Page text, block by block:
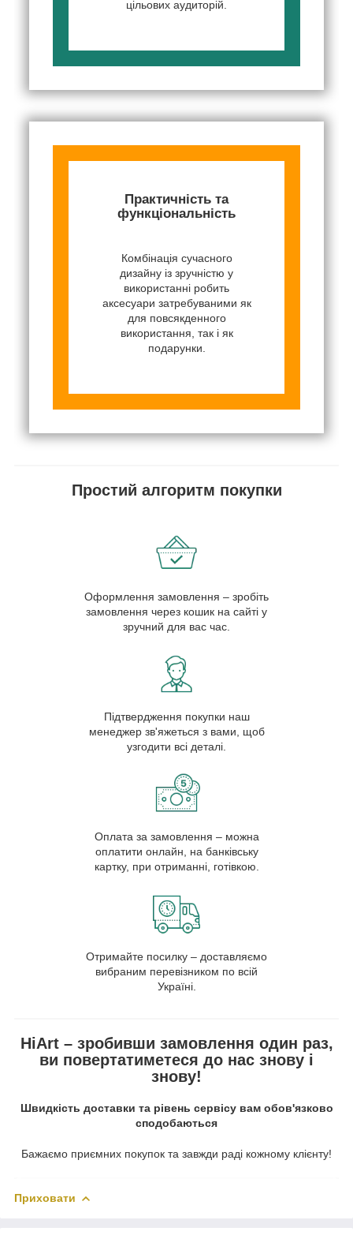
цільових аудиторій.
Практичність та
функціональність
Комбінація сучасного
дизайну із зручністю у
використанні робить
аксесуари затребуваними як
для повсякденного
використання, так і як
подарунки.
Простий алгоритм покупки
Оформлення замовлення – зробіть
замовлення через кошик на сайті у
зручний для вас час.
Підтвердження покупки наш
менеджер зв'яжеться з вами, щоб
узгодити всі деталі.
Оплата за замовлення – можна
оплатити онлайн, на банківську
картку, при отриманні, готівкою.
Отримайте посилку – доставляємо
вибраним перевізником по всій
Україні.
HiArt – зробивши замовлення один раз,
ви повертатиметеся до нас знову і
знову!
Швидкість доставки та рівень сервісу вам обов'язково
сподобаються
Бажаємо приємних покупок та завжди раді кожному клієнту!
Приховати